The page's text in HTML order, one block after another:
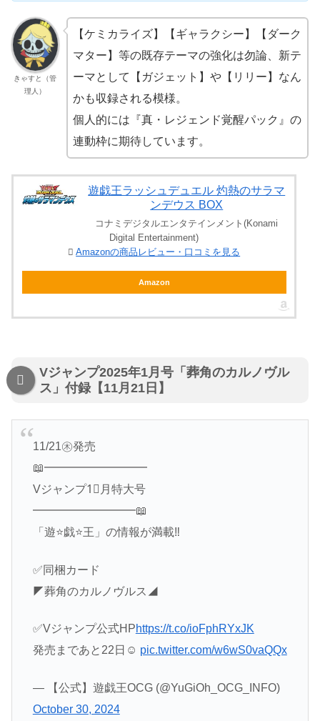
きゃすと（管
理人）
【ケミカライズ】【ギャラクシー】【ダーク
マター】等の既存テーマの強化は勿論、新テ
ーマとして【ガジェット】や【リリー】なん
かも収録される模様。
個人的には『真・レジェンド覚醒パック』の
連動枠に期待しています。
遊戯王ラッシュデュエル 灼熱のサラマ
ンデウス BOX
コナミデジタルエンタテインメント(Konami
Digital Entertainment)
Amazonの商品レビュー・口コミを見る
Amazon
Vジャンプ2025年1月号「葬角のカルノヴル
ス」付録【11月21日】
11/21㊍発売
📖━━━━━━━━━
Vジャンプ1⃣月特大号
━━━━━━━━━📖
「遊⭐️戯⭐️王」の情報が満載‼️
✅同梱カード
◤葬角のカルノヴルス◢
✅Vジャンプ公式HPhttps://t.co/ioFphRYxJK
発売まであと22日☺️ pic.twitter.com/w6wS0vaQQx
— 【公式】遊戯王OCG (@YuGiOh_OCG_INFO)
October 30, 2024